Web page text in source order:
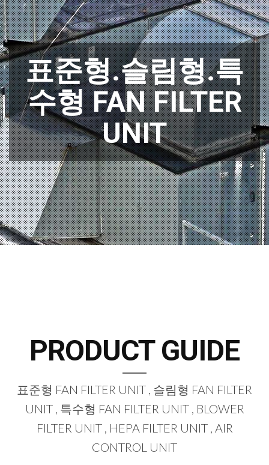
표준형.슬림형.특
수형 FAN FILTER
UNIT
PRODUCT GUIDE
표준형 FAN FILTER UNIT , 슬림형 FAN FILTER
UNIT , 특수형 FAN FILTER UNIT , BLOWER
FILTER UNIT , HEPA FILTER UNIT , AIR
CONTROL UNIT